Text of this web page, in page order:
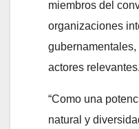
miembros del
organizaciones
actores relevantes.
“Como una
natural y